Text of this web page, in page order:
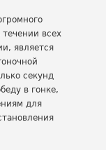
всех
является
секунд
в гонке,
для